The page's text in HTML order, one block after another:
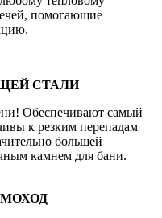
помогающие
СТАЛИ
Обеспечивают самый
к резким перепадам
большей
камнем для бани.